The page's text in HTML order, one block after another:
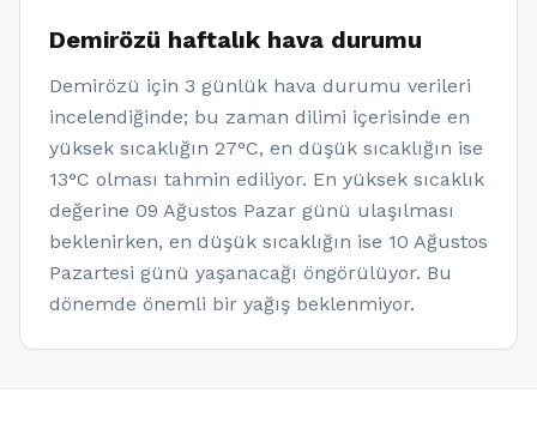
Demirözü haftalık hava durumu
Demirözü için 3 günlük hava durumu verileri
incelendiğinde; bu zaman dilimi içerisinde en
yüksek sıcaklığın 27°C, en düşük sıcaklığın ise
13°C olması tahmin ediliyor. En yüksek sıcaklık
değerine 09 Ağustos Pazar günü ulaşılması
beklenirken, en düşük sıcaklığın ise 10 Ağustos
Pazartesi günü yaşanacağı öngörülüyor. Bu
dönemde önemli bir yağış beklenmiyor.